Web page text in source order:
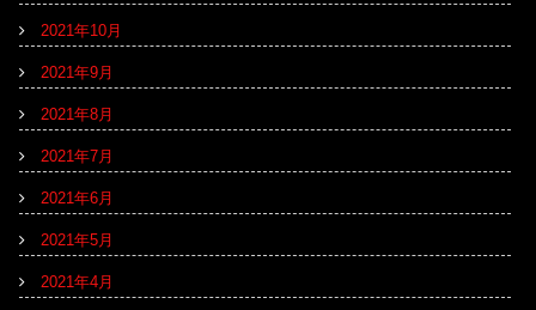
2021年10月
2021年9月
2021年8月
2021年7月
2021年6月
2021年5月
2021年4月